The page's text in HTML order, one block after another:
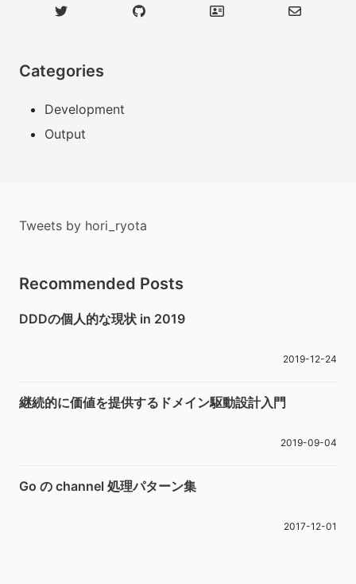
Categories
Development
Output
Tweets by hori_ryota
Recommended Posts
DDDの個人的な現状 in 2019
2019-12-24
継続的に価値を提供するドメイン駆動設計入門
2019-09-04
Go の channel 処理パターン集
2017-12-01